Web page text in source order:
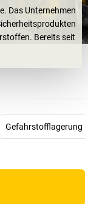
Das Unternehmen
Bereits seit
zuverlässigen
verhindern, dass
austreten,
Gefahrstofflagerung